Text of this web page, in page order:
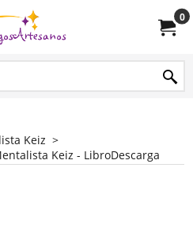
0
Keiz >
Keiz - LibroDescarga